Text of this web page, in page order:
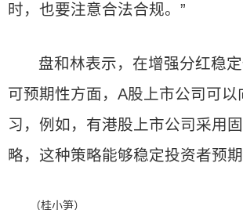
时，也要注意合法合规。”
盘和林表示，在增强分红稳
可预期性方面，A股上市公司可以
习，例如，有港股上市公司采用
略，这种策略能够稳定投资者预期
（桂小笋）